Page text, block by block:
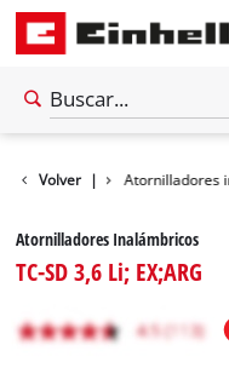
Volver |
inalámbricas Atornilladores
Atornilladores Inalámbricos
TC-SD 3,6 Li; EX;ARG